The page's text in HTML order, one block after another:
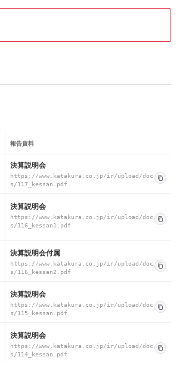
報告資料
決算説明会
https://www.katakura.co.jp/ir/upload/doc
s/117_kessan.pdf
決算説明会
https://www.katakura.co.jp/ir/upload/doc
s/116_kessan1.pdf
決算説明会付属
https://www.katakura.co.jp/ir/upload/doc
s/116_kessan2.pdf
決算説明会
https://www.katakura.co.jp/ir/upload/doc
s/115_kessan.pdf
決算説明会
https://www.katakura.co.jp/ir/upload/doc
s/114_kessan.pdf